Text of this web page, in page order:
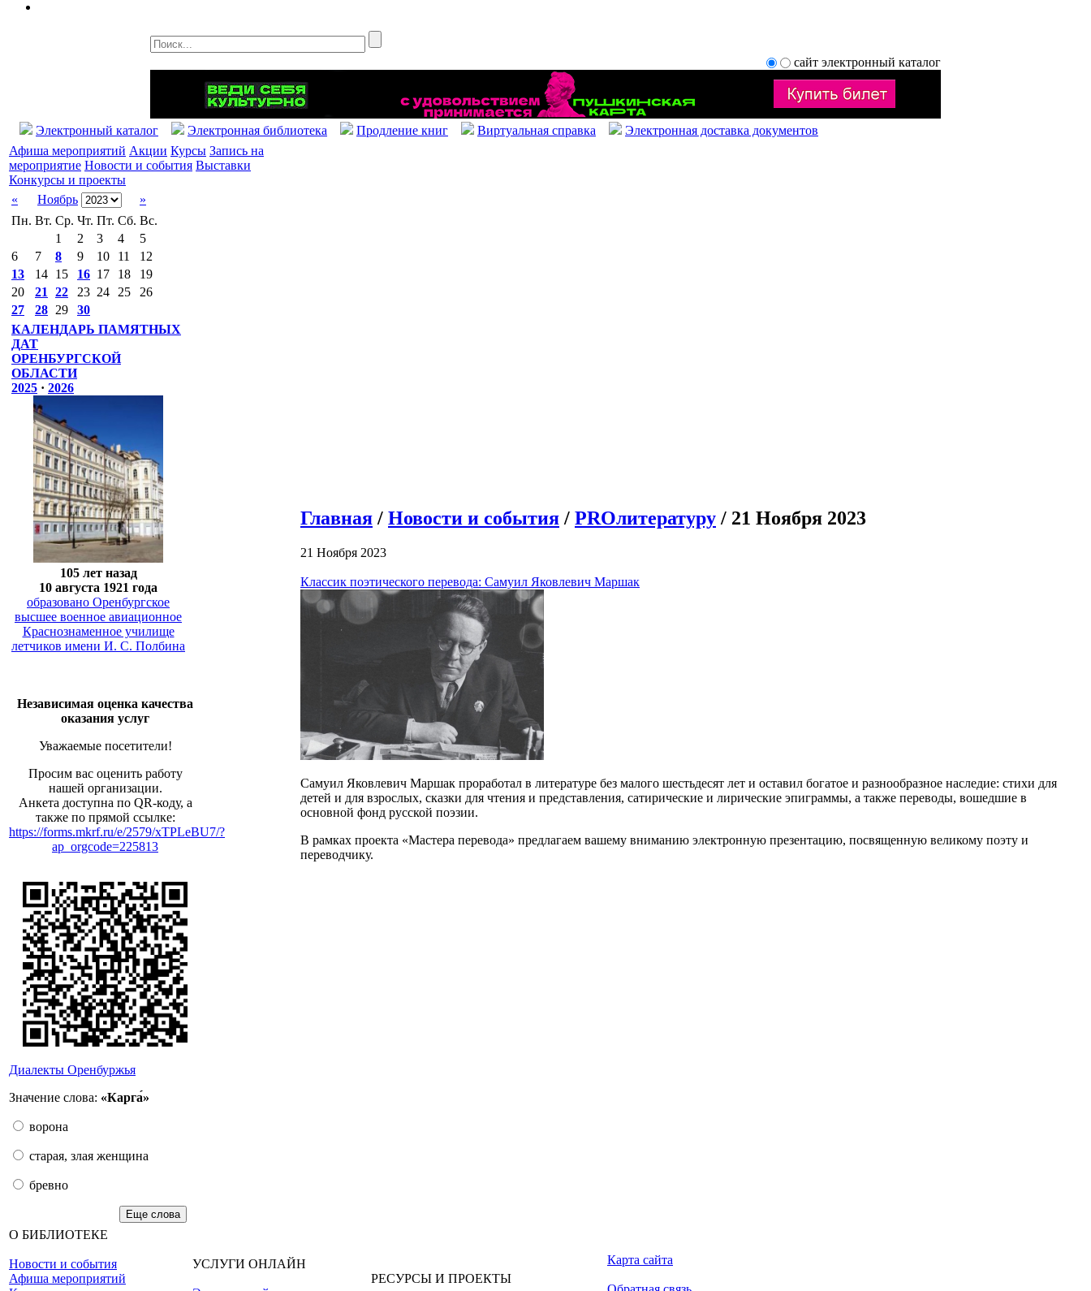
сайт электронный каталог
Электронный каталог Электронная библиотека Продление книг Виртуальная справка
Электронная доставка документов
Афиша мероприятий Акции Курсы Запись на
мероприятие Новости и события Выставки
Конкурсы и проекты
«
Ноябрь
»
Пн. Вт. Ср. Чт. Пт. Сб. Вс.
1
2 3 4
5
6
7 8 9 10 11
12
13
14 15 16 17 18
19
20
21 22 23 24 25
26
27
28 29
30
КАЛЕНДАРЬ ПАМЯТНЫХ
ДАТ
ОРЕНБУРГСКОЙ
ОБЛАСТИ
2025 · 2026
105 лет назад
10 августа 1921 года
образовано Оренбургское
высшее военное авиационное
Краснознаменное училище
летчиков имени И. С. Полбина
Независимая оценка качества
оказания услуг
Уважаемые посетители!
Просим вас оценить работу
нашей организации.
Анкета доступна по QR-коду, а
также по прямой ссылке:
https://forms.mkrf.ru/e/2579/xTPLeBU7/?
ap_orgcode=225813
Диалекты Оренбуржья
Значение слова: «Карга́»
ворона
старая, злая женщина
бревно
Еще слова
Главная / Новости и события / PROлитературу / 21 Ноября 2023
21 Ноября 2023
Классик поэтического перевода: Самуил Яковлевич Маршак
Самуил Яковлевич Маршак проработал в литературе без малого шестьдесят лет и оставил богатое и разнообразное наследие: стихи для
детей и для взрослых, сказки для чтения и представления, сатирические и лирические эпиграммы, а также переводы, вошедшие в
основной фонд русской поэзии.
В рамках проекта «Мастера перевода» предлагаем вашему вниманию электронную презентацию, посвященную великому поэту и
переводчику.
О БИБЛИОТЕКЕ
Новости и события
Афиша мероприятий
УСЛУГИ ОНЛАЙН
РЕСУРСЫ И ПРОЕКТЫ
Карта сайта